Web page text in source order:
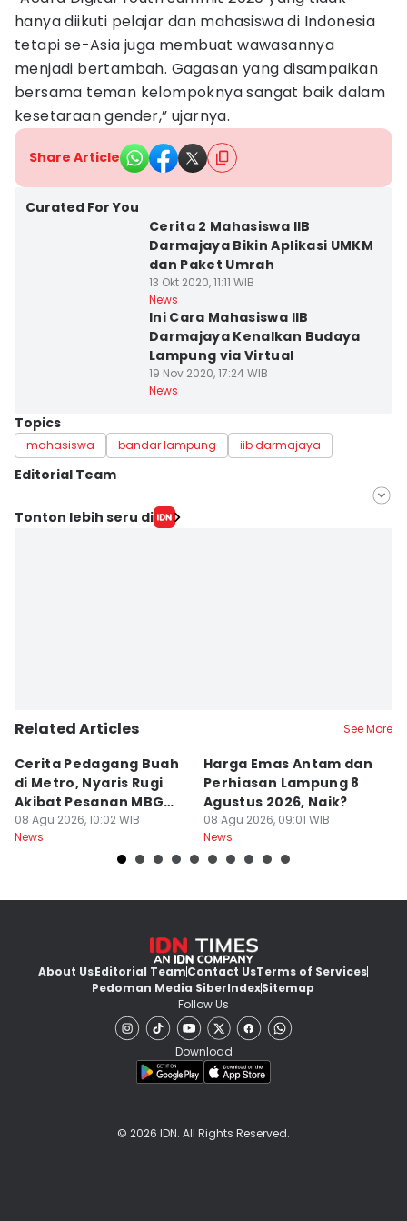
hanya diikuti pelajar dan mahasiswa di Indonesia
tetapi se-Asia juga membuat wawasannya
menjadi bertambah. Gagasan yang disampaikan
bersama teman kelompoknya sangat baik dalam
kesetaraan gender,” ujarnya.
Share Article
Curated For You
Cerita 2 Mahasiswa IIB
Darmajaya Bikin Aplikasi UMKM
dan Paket Umrah
13 Okt 2020, 11:11 WIB
News
Ini Cara Mahasiswa IIB
Darmajaya Kenalkan Budaya
Lampung via Virtual
19 Nov 2020, 17:24 WIB
News
Topics
mahasiswa bandar lampung iib darmajaya
Editorial Team
Editor
Tonton lebih seru di
Related Articles See More
Cerita Pedagang Buah
di Metro, Nyaris Rugi
Akibat Pesanan MBG
Batal
08 Agu 2026, 10:02 WIB
News
Harga Emas Antam dan
Perhiasan Lampung 8
Agustus 2026, Naik?
08 Agu 2026, 09:01 WIB
News
About UsEditorial TeamContact UsTerms of Services
Pedoman Media SiberIndexSitemap
Follow Us
Download
© 2026 IDN. All Rights Reserved.